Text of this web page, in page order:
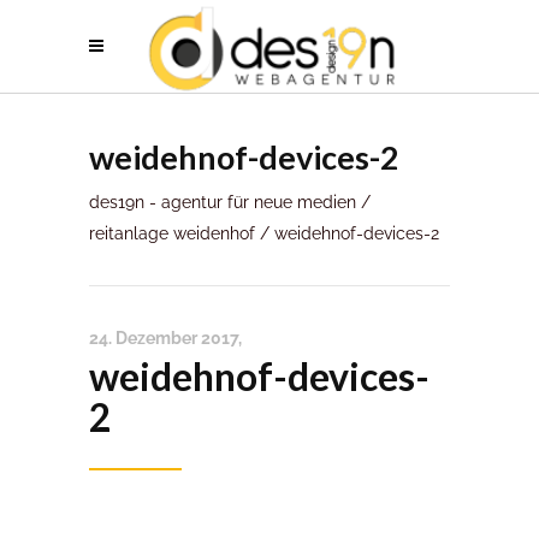
weidehnof-devices-2
des19n - agentur für neue medien /
reitanlage weidenhof / weidehnof-devices-2
24. Dezember 2017
weidehnof-devices-
2